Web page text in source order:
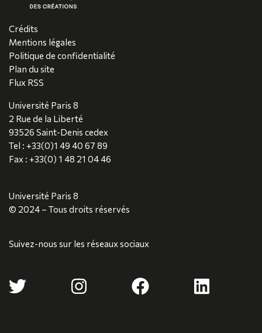
Crédits
Mentions légales
Politique de confidentialité
Plan du site
Flux RSS
Université Paris 8
2 Rue de la Liberté
93526 Saint-Denis cedex
Tel : +33(0)1 49 40 67 89
Fax : +33(0) 1 48 21 04 46
Université Paris 8
© 2024 – Tous droits réservés
Suivez-nous sur les réseaux sociaux